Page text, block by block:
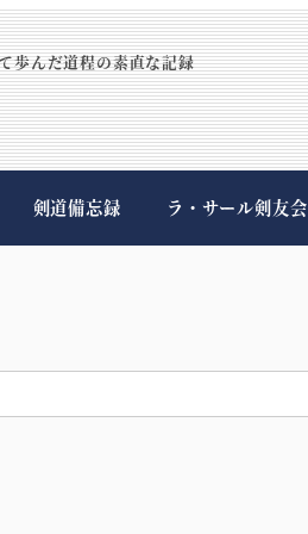
歩んだ道程の素直な記録
剣道備忘録 ラ・サール剣友会